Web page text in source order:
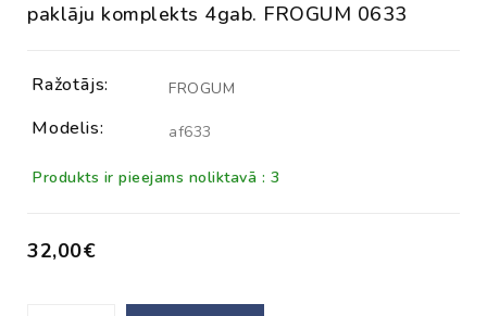
paklāju komplekts 4gab. FROGUM 0633
Ražotājs: FROGUM
Modelis: af633
Produkts ir pieejams noliktavā : 3
32,00€